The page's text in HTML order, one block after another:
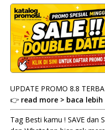
UPDATE PROMO 8.8
👉 read more > baca
Tag Besti kamu ! SAVE dan